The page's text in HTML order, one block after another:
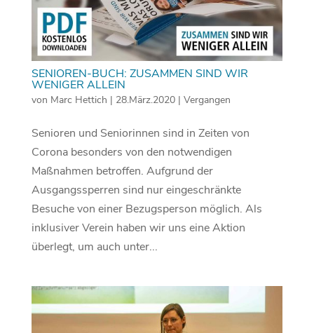
SENIOREN-BUCH: ZUSAMMEN SIND WIR
WENIGER ALLEIN
von Marc Hettich | 28.März.2020| Vergangen
Senioren und Seniorinnen sind in Zeiten von
Corona besonders von den notwendigen
Maßnahmen betroffen. Aufgrund der
Ausgangssperren sind nur eingeschränkte
Besuche von einer Bezugsperson möglich. Als
inklusiver Verein haben wir uns eine Aktion
überlegt, um auch unter...